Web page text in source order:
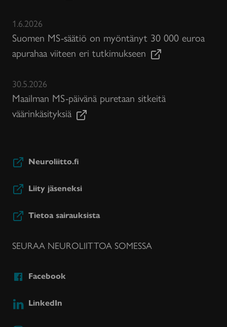
1.6.2026
Suomen MS-säätiö on myöntänyt 30 000 euroa
apurahaa viiteen eri tutkimukseen
30.5.2026
Maailman MS-päivänä puretaan sitkeitä
väärinkäsityksiä
Neuroliitto.fi
Liity jäseneksi
Tietoa sairauksista
SEURAA NEUROLIITTOA SOMESSA
Facebook
LinkedIn